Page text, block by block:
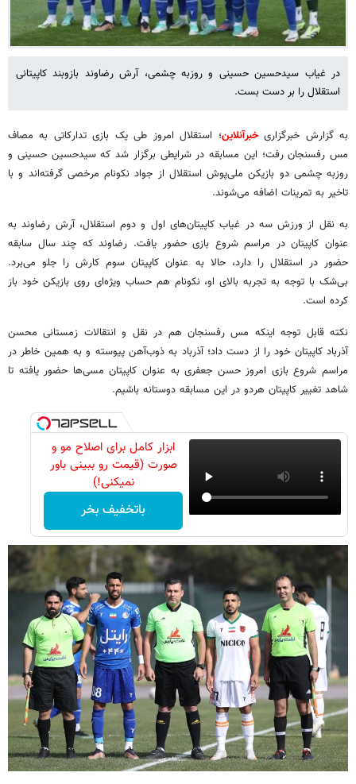
در غیاب سیدحسین حسینی و روزبه چشمی، آرش رضاوند بازوبند کاپیتانی
استقلال را بر دست بست.
به گزارش خبرگزاریخبرآنلاین؛ استقلال امروز طی یک بازی تدارکاتی به مصاف
مس رفسنجان رفت؛ این مسابقه در شرایطی برگزار شد که سیدحسین حسینی و
روزبه چشمی دو بازیکن ملی‌پوش استقلال از جواد نکونام مرخصی گرفته‌اند و با
تاخیر به تمرینات اضافه می‌شوند.
به نقل از ورزش سه در غیاب کاپیتان‌های اول و دوم استقلال، آرش رضاوند به
عنوان کاپیتان در مراسم شروع بازی حضور یافت. رضاوند که چند سال سابقه
حضور در استقلال را دارد، حالا به عنوان کاپیتان سوم کارش را جلو می‌برد.
بی‌شک با توجه به تجربه بالای او، نکونام هم حساب ویژه‌ای روی بازیکن خود باز
کرده است.
نکته قابل توجه اینکه مس رفسنجان هم در نقل و انتقالات زمستانی محسن
آذرباد کاپیتان خود را از دست داد؛ آذرباد به ذوب‌آهن پیوسته و به همین خاطر در
مراسم شروع بازی امروز حسن جعفری به عنوان کاپیتان مسی‌ها حضور یافته تا
شاهد تغییر کاپیتان هردو در این مسابقه دوستانه باشیم.
ابزار کامل برای اصلاح مو و
صورت (قیمت رو ببینی باور
نمیکنی!)
باتخفیف بخر